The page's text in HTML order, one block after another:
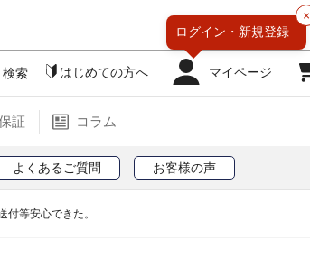
検索 はじめての方へ マイページ
×
ログイン・ 新規登録
証 コラム
よくあるご質問 お客様の声
付等安心できた。